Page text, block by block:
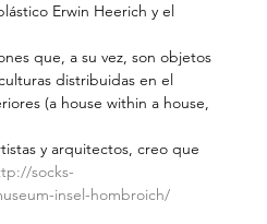
Erwin Heerich y el
que, a su vez, son objetos
distribuidas en el
(a house within a house,
y arquitectos, creo que
socks-
insel-hombroich/